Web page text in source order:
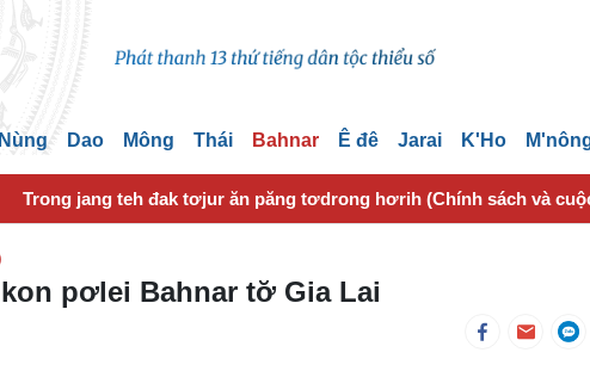
Dao Mông Thái Bahnar Ê đê Jarai K'Ho
Trong jang teh đak tơjur ăn păng tơdrong hơrih (Chính sách và
pơlei Bahnar tơ̆ Gia Lai